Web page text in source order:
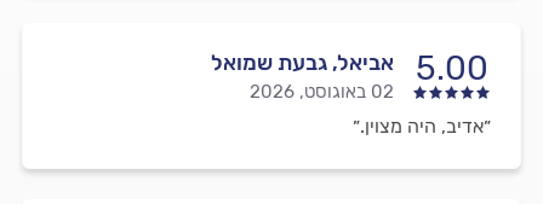
5.00 אביאל, גבעת שמואל
02 באוגוסט, 2026
״אדיב, היה מצוין.״